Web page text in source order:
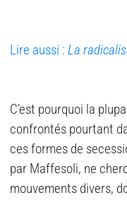
Lire aussi : La
C’est pourquoi la
confrontés pourtant
ces formes de
par Maffesoli, ne
mouvements divers,